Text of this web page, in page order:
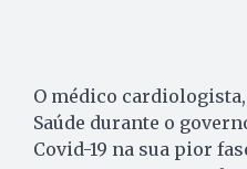
O médico
Saúde durante o
Covid-19 na sua pior